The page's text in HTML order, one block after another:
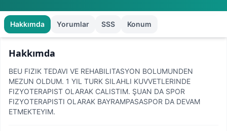
Hakkımda Yorumlar SSS Konum
Hakkımda
BEU FIZIK TEDAVI VE REHABILITASYON BOLUMUNDEN
MEZUN OLDUM. 1 YIL TURK SILAHLI KUVVETLERINDE
FIZYOTERAPIST OLARAK CALISTIM. ŞUAN DA SPOR
FIZYOTERAPISTI OLARAK BAYRAMPASASPOR DA DEVAM
ETMEKTEYIM.